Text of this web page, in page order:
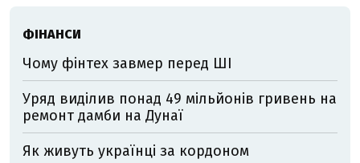
ФІНАНСИ
Чому фінтех завмер перед ШІ
Уряд виділив понад 49 мільйонів гривень на
ремонт дамби на Дунаї
Як живуть українці за кордоном